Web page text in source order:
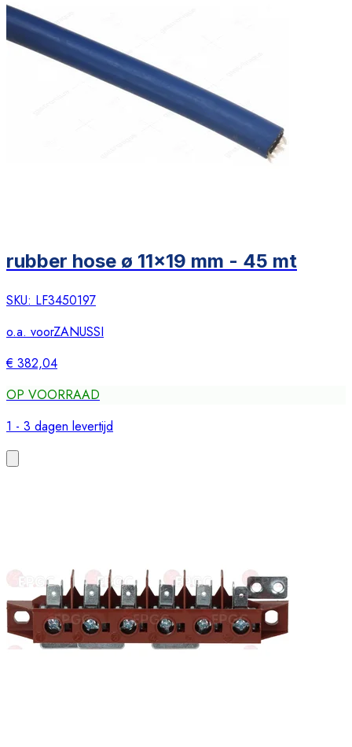
rubber hose ø 11x19 mm - 45 mt
SKU: LF3450197
o.a. voorZANUSSI
€ 382,04
OP VOORRAAD
1 - 3 dagen levertijd